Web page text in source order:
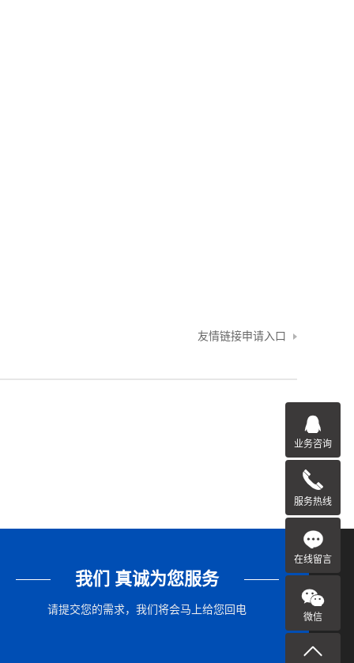
友情链接申请入口
我们 真诚为您服务
请提交您的需求，我们将会马上给您回电
业务咨询
服务热线
在线留言
微信